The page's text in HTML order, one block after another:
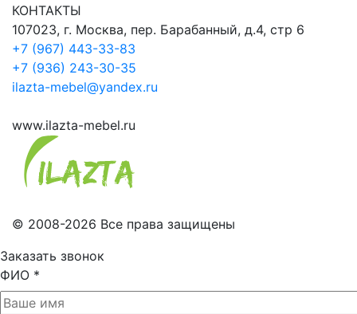
КОНТАКТЫ
107023, г. Москва, пер. Барабанный, д.4, стр 6
+7 (967) 443-33-83
+7 (936) 243-30-35
ilazta-mebel@yandex.ru
www.ilazta-mebel.ru
© 2008-2026 Все права защищены
Заказать звонок
ФИО *